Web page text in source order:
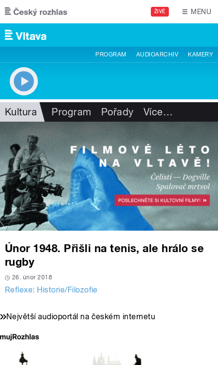
Přejít k hlavnímu obsahu
ŽIVĚ MENU
PROGRAM AUDIOARCHIV KAMERY
Kultura Program Pořady Více…
Únor 1948. Přišli na tenis, ale hrálo se
rugby
26. únor 2018
Reflexe: Historie/Filozofie
Největší audioportál na českém internetu